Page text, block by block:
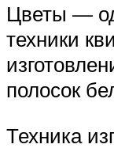
Цветы —
техники
полосок
Техника